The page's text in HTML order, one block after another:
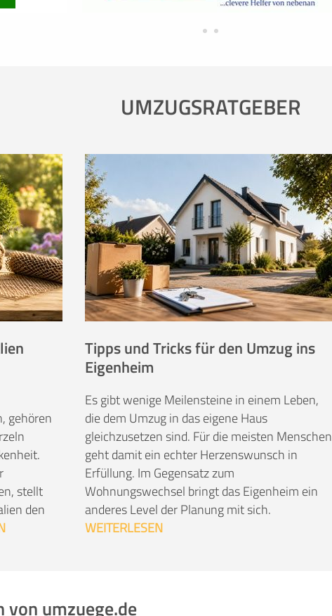
UMZUGSRATGEBER
gehören
stellt
den
Tipps und Tricks für den Umzug ins
Eigenheim
Es gibt wenige Meilensteine in einem Leben,
die dem Umzug in das eigene Haus
gleichzusetzen sind. Für die meisten Menschen
geht damit ein echter Herzenswunsch in
Erfüllung. Im Gegensatz zum
Wohnungswechsel bringt das Eigenheim ein
anderes Level der Planung mit sich.
WEITERLESEN
von umzuege.de